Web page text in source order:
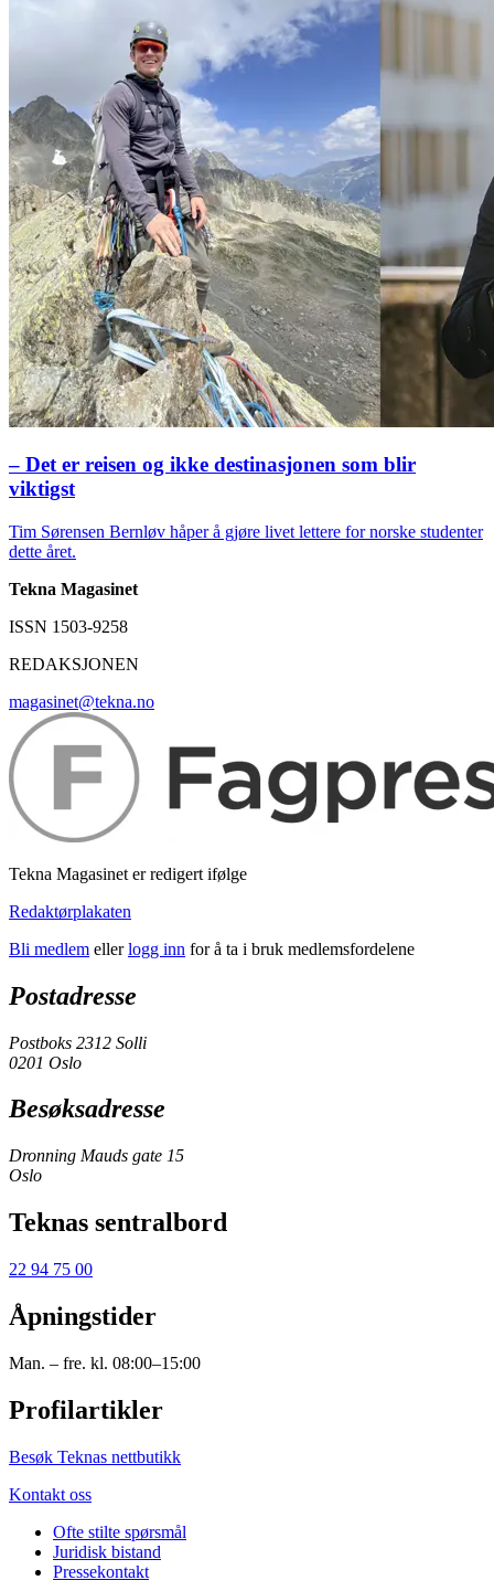
– Det er reisen og ikke destinasjonen som blir
viktigst
Tim Sørensen Bernløv håper å gjøre livet lettere for norske studenter
dette året.
Tekna Magasinet
ISSN 1503-9258
REDAKSJONEN
magasinet@tekna.no
Tekna Magasinet er redigert ifølge
Redaktørplakaten
Bli medlem ellerlogg inn for å ta i bruk medlemsfordelene
Postadresse
Postboks 2312 Solli
0201 Oslo
Besøksadresse
Dronning Mauds gate 15
Oslo
Teknas sentralbord
22 94 75 00
Åpningstider
Man. – fre. kl. 08:00–15:00
Profilartikler
Besøk Teknas nettbutikk
Kontakt oss
Ofte stilte spørsmål
Juridisk bistand
Pressekontakt